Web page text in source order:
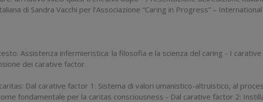
di Sandra Vacchi per l’Associazione “Caring in Progress” –
Assistenza infermieristica: la filosofia e la scienza del caring - I
dei carative factor.
Dal carative factor 1: Sistema di valori umanistico-altruistico, al
fondamentale per la caritas consciousness - Dal carative factor 2: